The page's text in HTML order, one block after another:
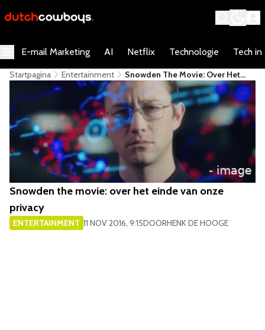
E-mail Marketing AI Netflix Technologie Tech in
Startpagina Entertainment
Snowden The Movie: Over Het
Einde Van Onze Privacy
Snowden the movie: over het einde van onze
privacy
ENTERTAINMENT 11 NOV 2016, 9:15DOORHENK DE HOOGE